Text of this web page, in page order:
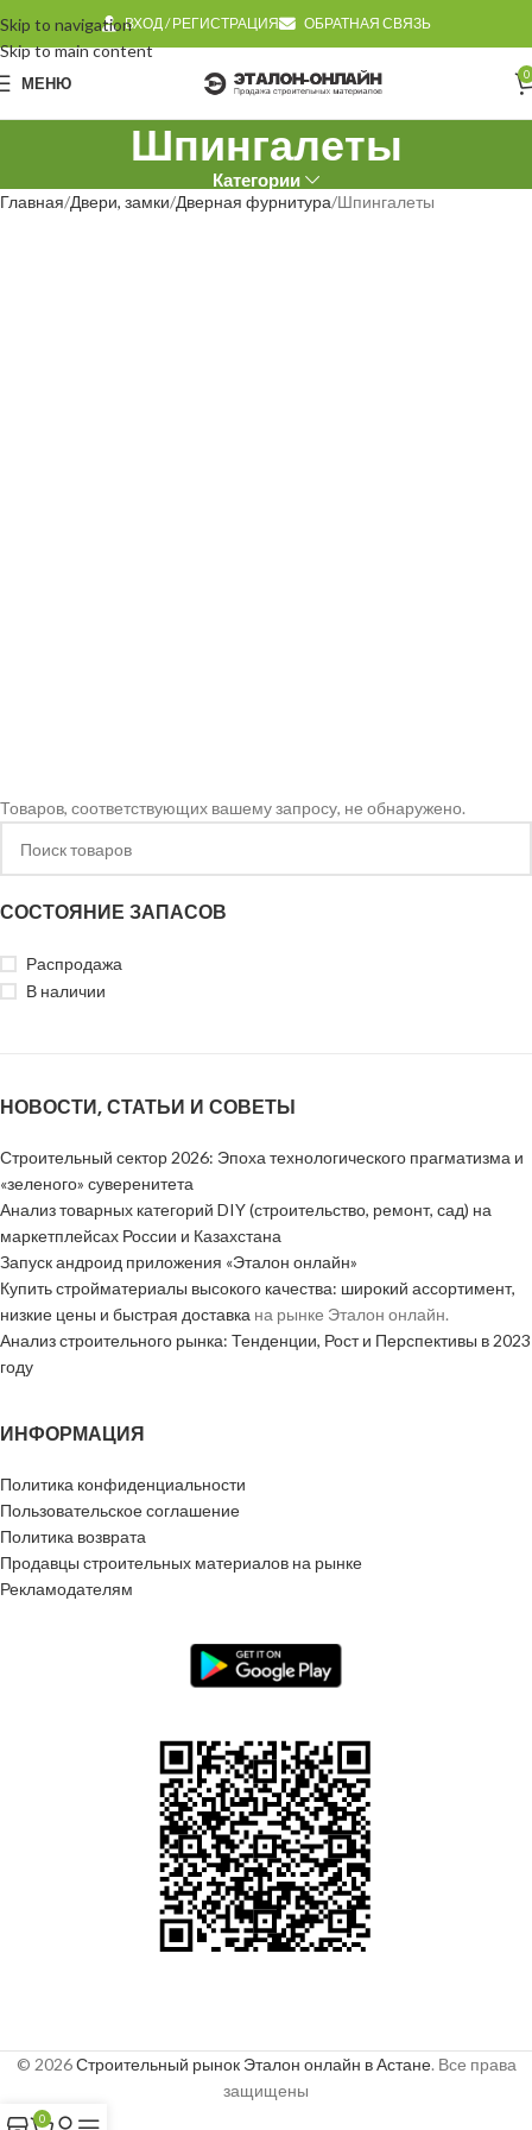
Skip to navigation
Skip to main content
ВХОД / РЕГИСТРАЦИЯ ОБРАТНАЯ СВЯЗЬ
МЕНЮ 0
Шпингалеты
Категории
СОСТОЯНИЕ ЗАПАСОВ
Распродажа
В наличии
Главная Двери, замки Дверная фурнитура Шпингалеты
Товаров, соответствующих вашему запросу, не обнаружено.
НОВОСТИ, СТАТЬИ И СОВЕТЫ
Строительный сектор 2026: Эпоха технологического прагматизма и
«зеленого» суверенитета
Анализ товарных категорий DIY (строительство, ремонт, сад) на
маркетплейсах России и Казахстана
Запуск андроид приложения «Эталон онлайн»
Купить стройматериалы высокого качества: широкий ассортимент,
низкие цены и быстрая доставка на рынке Эталон онлайн.
Анализ строительного рынка: Тенденции, Рост и Перспективы в 2023
году
ИНФОРМАЦИЯ
Политика конфиденциальности
Пользовательское соглашение
Политика возврата
Продавцы строительных материалов на рынке
Рекламодателям
© 2026Строительный рынок Эталон онлайн в Астане. Все права
защищены
0